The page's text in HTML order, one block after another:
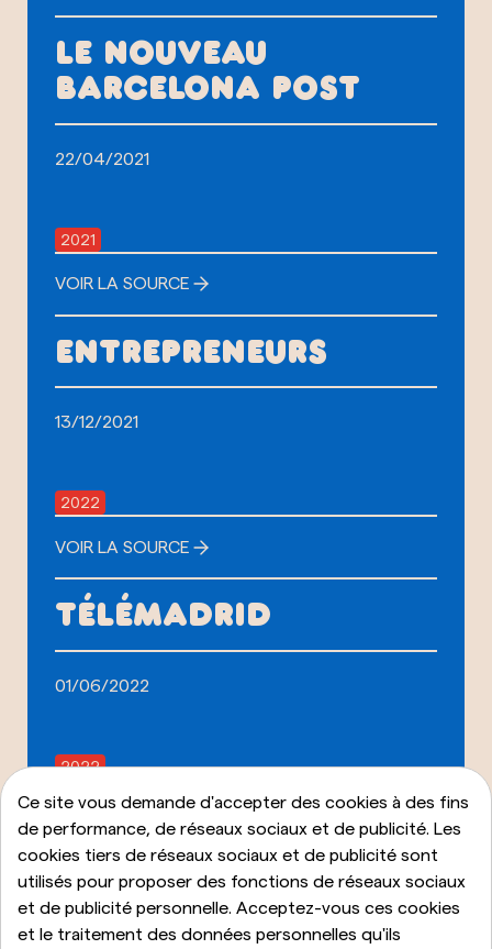
LE NOUVEAU
BARCELONA POST
22/04/2021
2021
VOIR LA SOURCE
ENTREPRENEURS
13/12/2021
2022
VOIR LA SOURCE
TÉLÉMADRID
01/06/2022
2022
VOIR LA SOURCE
LE JOURNAL
Ce site vous demande d'accepter des cookies à des fins
de performance, de réseaux sociaux et de publicité. Les
cookies tiers de réseaux sociaux et de publicité sont
utilisés pour proposer des fonctions de réseaux sociaux
et de publicité personnelle. Acceptez-vous ces cookies
et le traitement des données personnelles qu'ils